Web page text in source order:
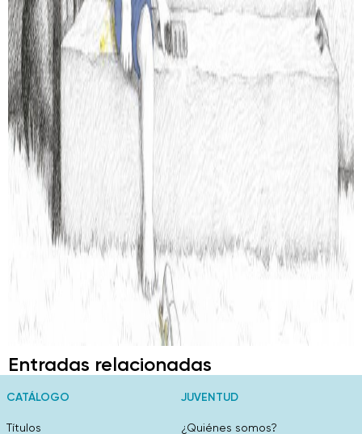
Entradas relacionadas
CATÁLOGO
Títulos
JUVENTUD
¿Quiénes somos?